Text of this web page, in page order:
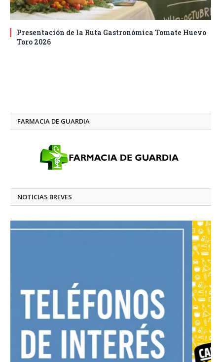
Presentación de la Ruta Gastronómica Tomate Huevo
Toro 2026
FARMACIA DE GUARDIA
NOTICIAS BREVES